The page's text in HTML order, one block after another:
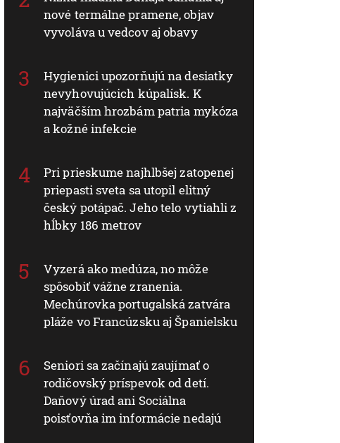
nové termálne pramene, objav
vyvoláva u vedcov aj obavy
Hygienici upozorňujú na desiatky
nevyhovujúcich kúpalísk. K
najväčším hrozbám patria mykóza
a kožné infekcie
Pri prieskume najhlbšej zatopenej
priepasti sveta sa utopil elitný
český potápač. Jeho telo vytiahli z
hĺbky 186 metrov
Vyzerá ako medúza, no môže
spôsobiť vážne zranenia.
Mechúrovka portugalská zatvára
pláže vo Francúzsku aj Španielsku
Seniori sa začínajú zaujímať o
rodičovský príspevok od detí.
Daňový úrad ani Sociálna
poisťovňa im informácie nedajú